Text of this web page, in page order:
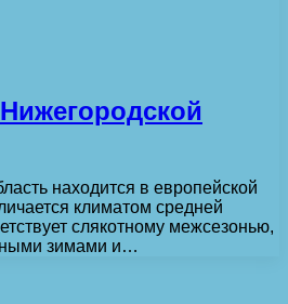
находится в европейской
климатом средней
слякотному межсезонью,
зимами и…